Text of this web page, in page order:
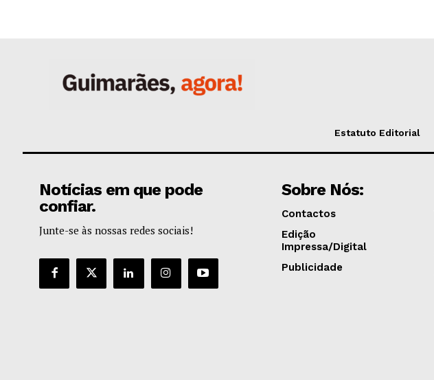
Estatuto Editorial
Notícias em que pode
confiar.
Junte-se às nossas redes sociais!
Sobre Nós:
Contactos
Edição
Impressa/Digital
Publicidade